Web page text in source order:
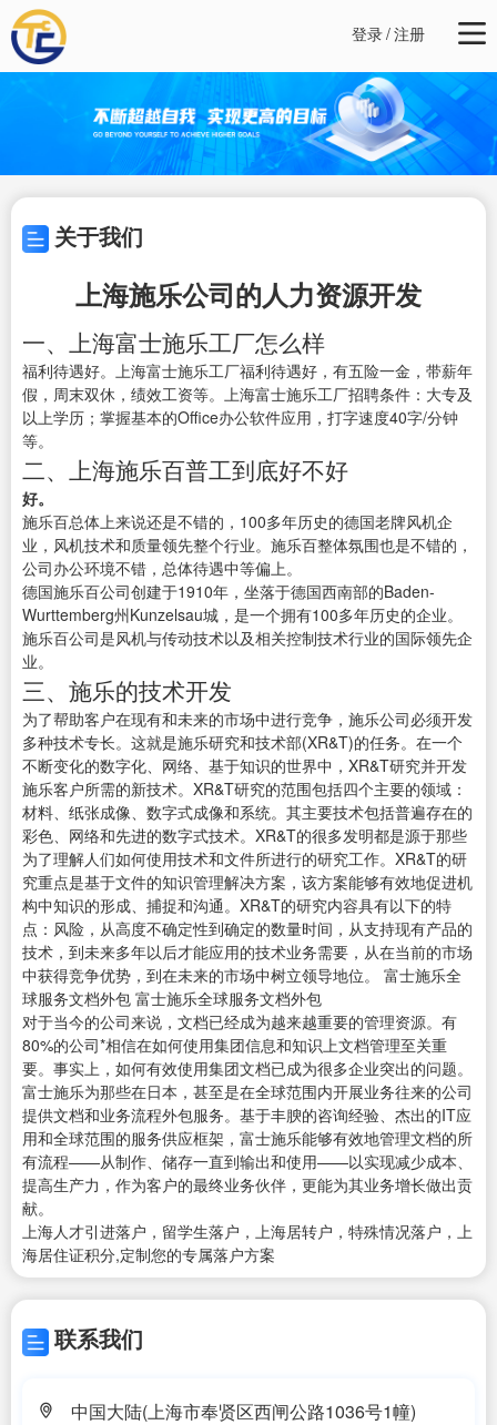
登录/注册
关于我们
上海施乐公司的人力资源开发
一、上海富士施乐工厂怎么样
福利待遇好。上海富士施乐工厂福利待遇好，有五险一金，带薪年
假，周末双休，绩效工资等。上海富士施乐工厂招聘条件：大专及
以上学历；掌握基本的Office办公软件应用，打字速度40字/分钟
等。
二、上海施乐百普工到底好不好
好。
施乐百总体上来说还是不错的，100多年历史的德国老牌风机企
业，风机技术和质量领先整个行业。施乐百整体氛围也是不错的，
公司办公环境不错，总体待遇中等偏上。
德国施乐百公司创建于1910年，坐落于德国西南部的Baden-
Wurttemberg州Kunzelsau城，是一个拥有100多年历史的企业。
施乐百公司是风机与传动技术以及相关控制技术行业的国际领先企
业。
三、施乐的技术开发
为了帮助客户在现有和未来的市场中进行竞争，施乐公司必须开发
多种技术专长。这就是施乐研究和技术部(XR&T)的任务。在一个
不断变化的数字化、网络、基于知识的世界中，XR&T研究并开发
施乐客户所需的新技术。XR&T研究的范围包括四个主要的领域：
材料、纸张成像、数字式成像和系统。其主要技术包括普遍存在的
彩色、网络和先进的数字式技术。XR&T的很多发明都是源于那些
为了理解人们如何使用技术和文件所进行的研究工作。XR&T的研
究重点是基于文件的知识管理解决方案，该方案能够有效地促进机
构中知识的形成、捕捉和沟通。XR&T的研究内容具有以下的特
点：风险，从高度不确定性到确定的数量时间，从支持现有产品的
技术，到未来多年以后才能应用的技术业务需要，从在当前的市场
中获得竞争优势，到在未来的市场中树立领导地位。 富士施乐全
球服务文档外包 富士施乐全球服务文档外包
对于当今的公司来说，文档已经成为越来越重要的管理资源。有
80%的公司*相信在如何使用集团信息和知识上文档管理至关重
要。事实上，如何有效使用集团文档已成为很多企业突出的问题。
富士施乐为那些在日本，甚至是在全球范围内开展业务往来的公司
提供文档和业务流程外包服务。基于丰腴的咨询经验、杰出的IT应
用和全球范围的服务供应框架，富士施乐能够有效地管理文档的所
有流程——从制作、储存一直到输出和使用——以实现减少成本、
提高生产力，作为客户的最终业务伙伴，更能为其业务增长做出贡
献。
上海人才引进落户，留学生落户，上海居转户，特殊情况落户，上
海居住证积分,定制您的专属落户方案
联系我们
中国大陆(上海市奉贤区西闸公路1036号1幢)